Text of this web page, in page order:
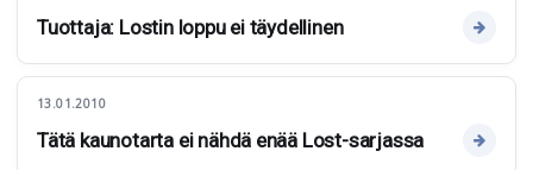
Tuottaja: Lostin loppu ei täydellinen
13.01.2010
Tätä kaunotarta ei nähdä enää Lost-sarjassa